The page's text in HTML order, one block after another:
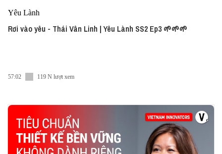
Yêu Lành
Rơi vào yêu - Thái Vân Linh | Yêu Lành SS2 Ep3 🌱🌱🌱
57:02 119 N lượt xem